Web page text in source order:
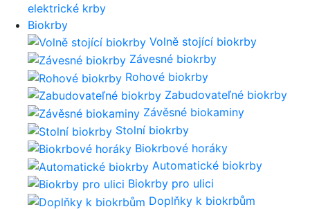
elektrické krby
Biokrby
Volně stojící biokrby
Závesné biokrby
Rohové biokrby
Zabudovateľné biokrby
Závěsné biokaminy
Stolní biokrby
Biokrbové horáky
Automatické biokrby
Biokrby pro ulici
Doplňky k biokrbům